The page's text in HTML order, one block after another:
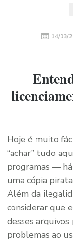
14/03/
Hoje é muito
“achar” tudo
programas — há
uma cópia
Além da
considerar que
desses
problemas ao